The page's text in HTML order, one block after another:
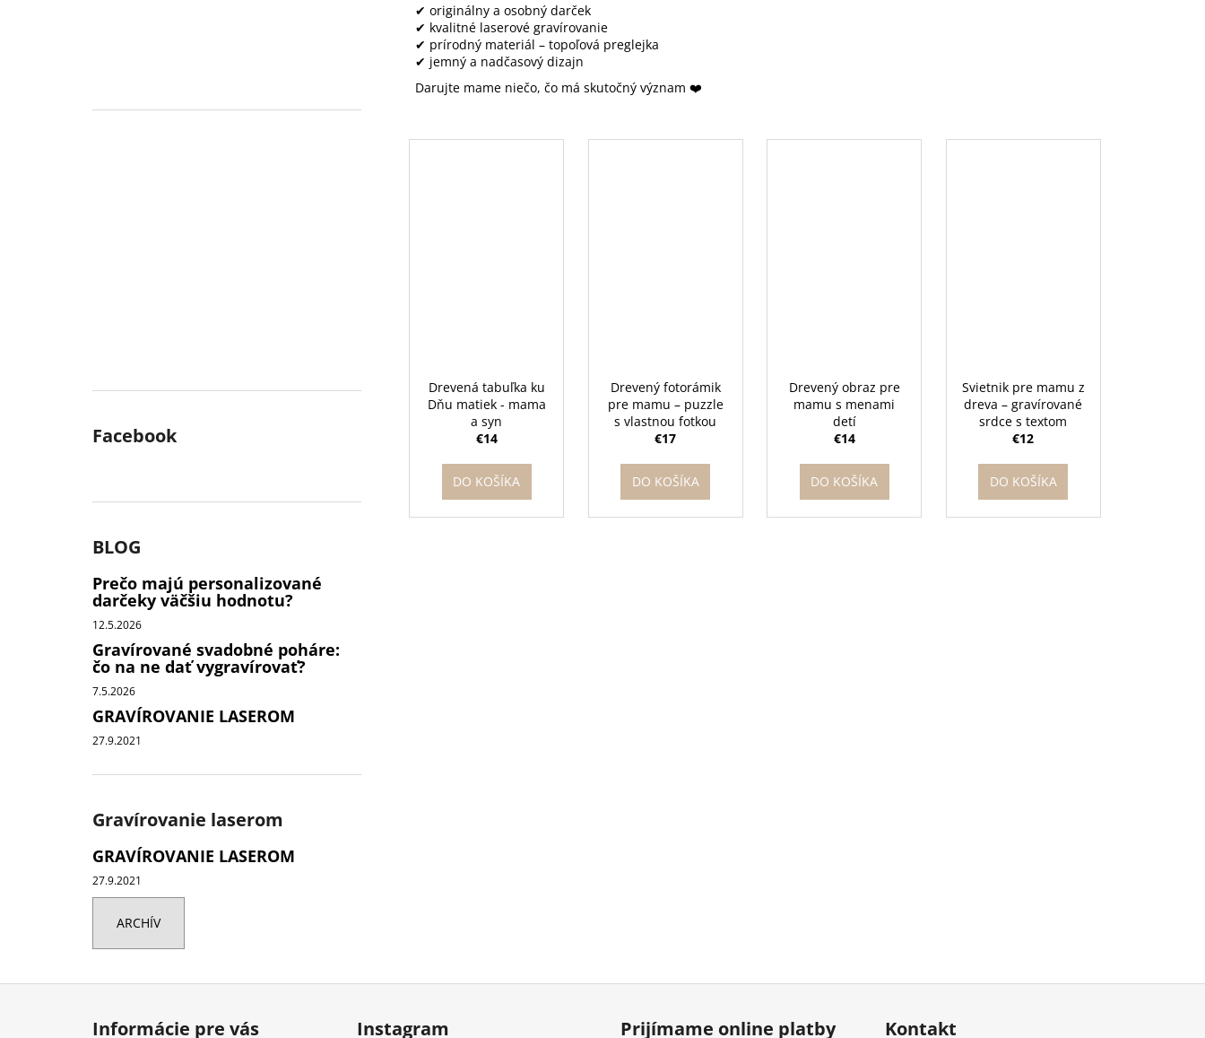
Facebook
BLOG
Prečo majú personalizované
darčeky väčšiu hodnotu?
12.5.2026
Gravírované svadobné poháre:
čo na ne dať vygravírovať?
7.5.2026
GRAVÍROVANIE LASEROM
27.9.2021
Gravírovanie laserom
GRAVÍROVANIE LASEROM
27.9.2021
ARCHÍV
✔ originálny a osobný darček
✔ kvalitné laserové gravírovanie
✔ prírodný materiál – topoľová preglejka
✔ jemný a nadčasový dizajn
Darujte mame niečo, čo má skutočný význam ❤️
Drevená tabuľka ku
Dňu matiek - mama
a syn
€14
DO KOŠÍKA
Drevený fotorámik
pre mamu – puzzle
s vlastnou fotkou
€17
DO KOŠÍKA
Drevený obraz pre
mamu s menami
detí
€14
DO KOŠÍKA
Svietnik pre mamu z
dreva – gravírované
srdce s textom
€12
DO KOŠÍKA
Z
Informácie pre vás Instagram Prijímame online platby Kontakt